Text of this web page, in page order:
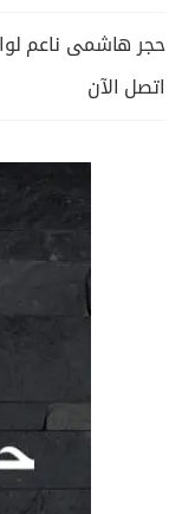
حجر هاشمى ناعم
اتصل الآن